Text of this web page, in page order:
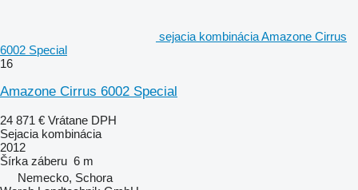
sejacia kombinácia Amazone Cirrus
6002 Special
16
Amazone Cirrus 6002 Special
24 871 € Vrátane DPH
Sejacia kombinácia
2012
Šírka záberu 6 m
Nemecko, Schora